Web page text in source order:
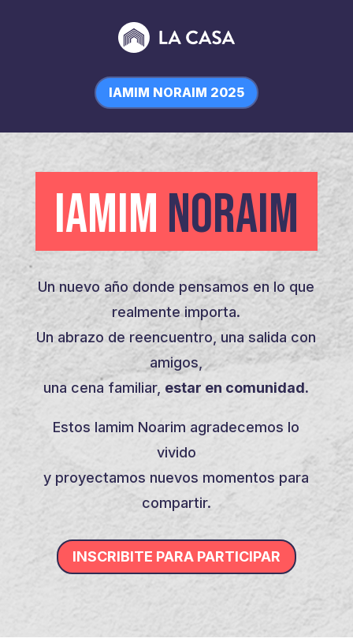
IAMIM NORAIM 2025
IAMIM NORAIM
Un nuevo año donde pensamos en lo que
realmente importa.
Un abrazo de reencuentro, una salida con
amigos,
una cena familiar, estar en comunidad.
Estos Iamim Noarim agradecemos lo
vivido
y proyectamos nuevos momentos para
compartir.
INSCRIBITE PARA PARTICIPAR